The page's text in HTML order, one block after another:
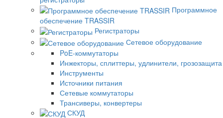
Программное
обеспечение TRASSIR
Регистраторы
Сетевое оборудование
PoE-коммутаторы
Инжекторы, сплиттеры, удлинители, грозозащита
Инструменты
Источники питания
Сетевые коммутаторы
Трансиверы, конвертеры
СКУД